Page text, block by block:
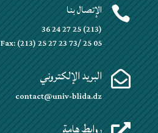
 الإتصال بنا
(213) 25 27 24 36
Fax: (213) 25 27 23 73/ 25 05
 البريد الإلكتروني
contact@univ-blida.dz